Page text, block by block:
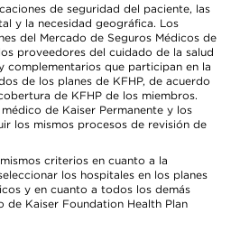
de seguridad del paciente, las
y la necesidad geográfica. Los
del Mercado de Seguros Médicos de
proveedores del cuidado de la salud
complementarios que participan en la
de los planes de KFHP, de acuerdo
de KFHP de los miembros.
de Kaiser Permanente y los
los mismos procesos de revisión de
criterios en cuanto a la
los hospitales en los planes
y en cuanto a todos los demás
de Kaiser Foundation Health Plan